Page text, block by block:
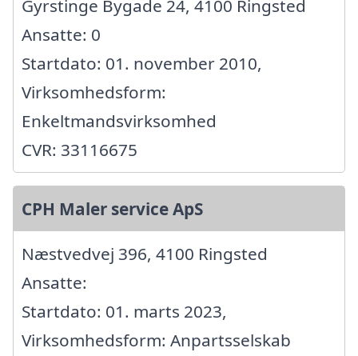
Gyrstinge Bygade 24, 4100 Ringsted
Ansatte: 0
Startdato: 01. november 2010,
Virksomhedsform:
Enkeltmandsvirksomhed
CVR: 33116675
CPH Maler service ApS
Næstvedvej 396, 4100 Ringsted
Ansatte:
Startdato: 01. marts 2023,
Virksomhedsform: Anpartsselskab